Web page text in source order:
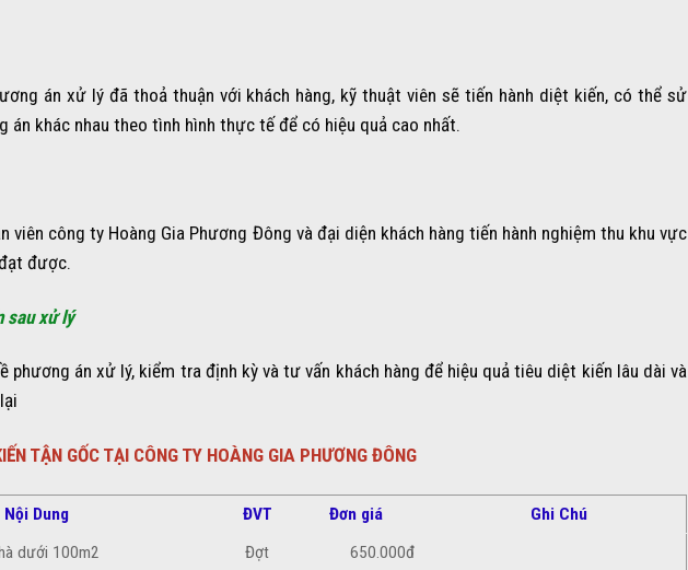
án xử lý đã thoả thuận với khách hàng, kỹ thuật viên sẽ tiến hành diệt kiến, có thể sử
án khác nhau theo tình hình thực tế để có hiệu quả cao nhất.
viên công ty Hoàng Gia Phương Đông và đại diện khách hàng tiến hành nghiệm thu khu vực
được.
sau xử lý
phương án xử lý, kiểm tra định kỳ và tư vấn khách hàng để hiệu quả tiêu diệt kiến lâu dài và
TẬN GỐC TẠI CÔNG TY HOÀNG GIA PHƯƠNG ĐÔNG
Nội Dung ĐVT Đơn giá
Ghi Chú
dưới 100m2 Đợt 650.000đ